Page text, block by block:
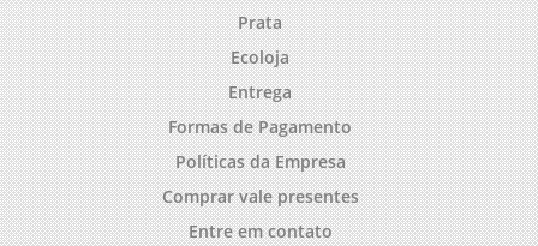
Prata
Ecoloja
Entrega
Formas de Pagamento
Políticas da Empresa
Comprar vale presentes
Entre em contato